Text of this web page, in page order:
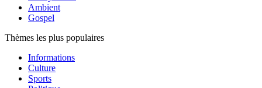
Ambient
Gospel
Thèmes les plus populaires
Informations
Culture
Sports